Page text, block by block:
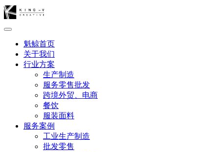
魁鲸首页
关于我们
行业方案
生产制造
服务零售批发
跨境外贸、电商
餐饮
服装面料
服务案例
工业生产制造
批发零售